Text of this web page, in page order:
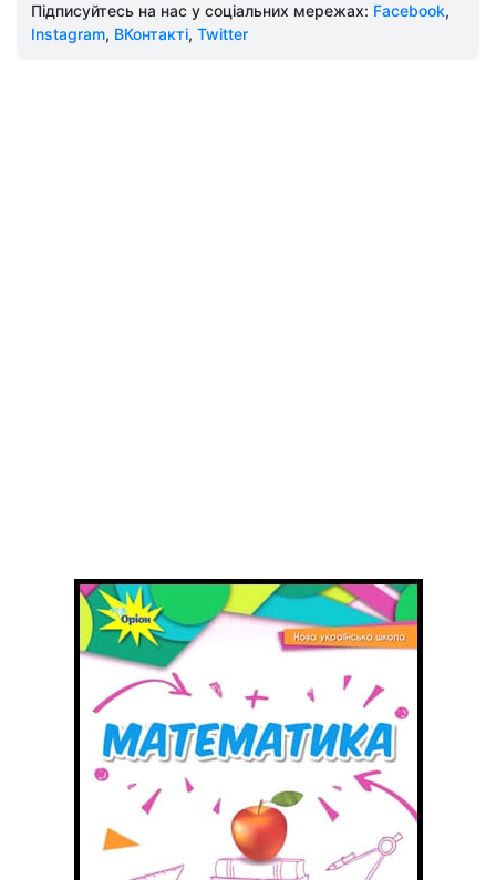
Підписуйтесь на нас у соціальних мережах: Facebook,
Instagram, ВКонтакті, Twitter